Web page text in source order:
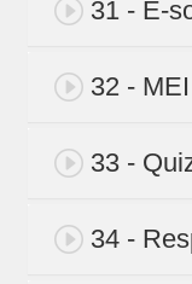
31 - E-
32 -
33 -
34 -